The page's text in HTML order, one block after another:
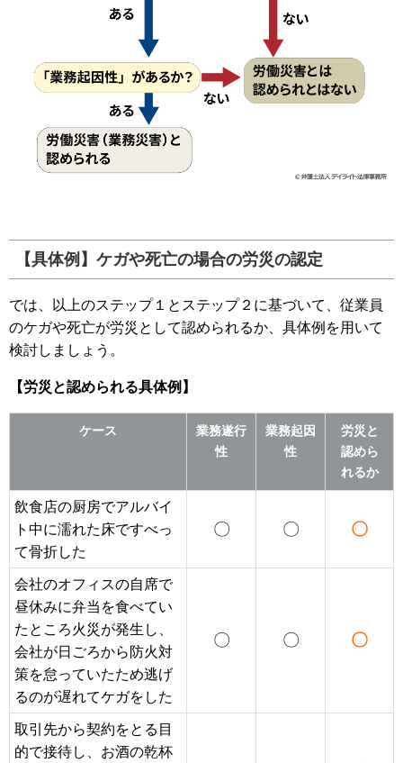
【具体例】ケガや死亡の場合の労災の認定
では、以上のステップ１とステップ２に基づいて、従業員
のケガや死亡が労災として認められるか、具体例を用いて
検討しましょう。
【労災と認められる具体例】
ケース
業務遂行
性
業務起因
性
労災と
認めら
れるか
飲食店の厨房でアルバイ
ト中に濡れた床ですべっ
て骨折した
〇 〇 〇
会社のオフィスの自席で
昼休みに弁当を食べてい
たところ火災が発生し、
会社が日ごろから防火対
策を怠っていたため逃げ
るのが遅れてケガをした
〇 〇 〇
取引先から契約をとる目
的で接待し、お酒の乾杯